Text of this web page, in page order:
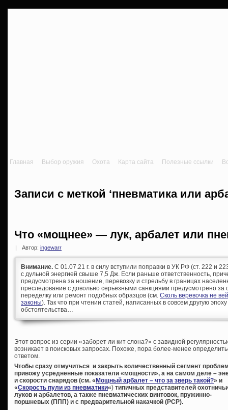
Главная Выбор оружия Охота Карта сайта Полезные ссылки
Записи с меткой ‘пневматика или
Что «мощнее» — лук, арбалет или
Автор: ingewarr
Внимание. С 01.07.21 г. в силу вступили поправки в УК РФ (ст. 222 и
с дульной энергией свыше 7,5 Дж. Если раньше ответственность,
предусмотрена за ношение, перевозку и стрельбу в границах
преследование с довольно серьезными санкциями предусмотрено за
переделку или ремонт подобных образцов (см. Сколь веревочка не
законы). Так что при чтении статей, написанных в совсем другую
обстоятельства…
Этот вопрос из серии «заборет ли кит слона?» с завидной
возникает в поисковых запросах. Похоже, пора более-менее
ответом.
Чтобы сразу отмучиться и закрыть количественный сегмент
привожу усредненные показатели «мощности», а на самом деле –
и скорости снарядов (см. « Мощный арбалет – что за зверь такой?» и
«Скорость пули из пневматики«) типичных представителей
луков и арбалетов, а также пневматических винтовок, пружинно-
поршневых (ППП) и с предварительной накачкой (PCP).